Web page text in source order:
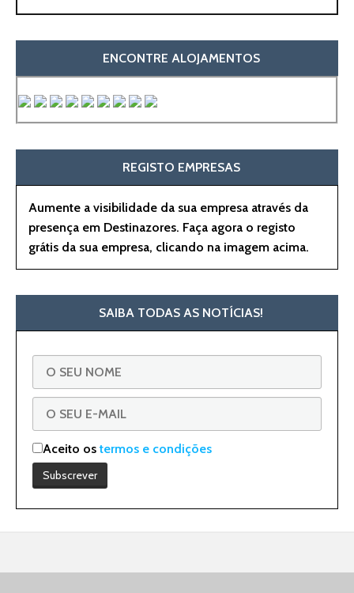
ENCONTRE ALOJAMENTOS
REGISTO EMPRESAS
Aumente a visibilidade da sua empresa através da
presença em Destinazores. Faça agora o registo
grátis da sua empresa, clicando na imagem acima.
SAIBA TODAS AS NOTÍCIAS!
Aceito ostermos e condições